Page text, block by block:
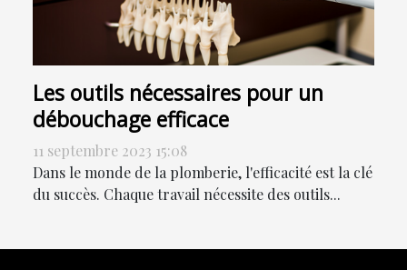
Les outils nécessaires pour un
débouchage efficace
11 septembre 2023 15:08
Dans le monde de la plomberie, l'efficacité est la clé
du succès. Chaque travail nécessite des outils...